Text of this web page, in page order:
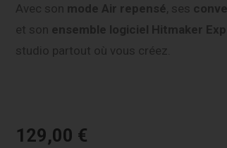
Avec son mode Air repensé, ses
et son ensemble logiciel Hitmaker
studio partout où vous créez.
129,00 €